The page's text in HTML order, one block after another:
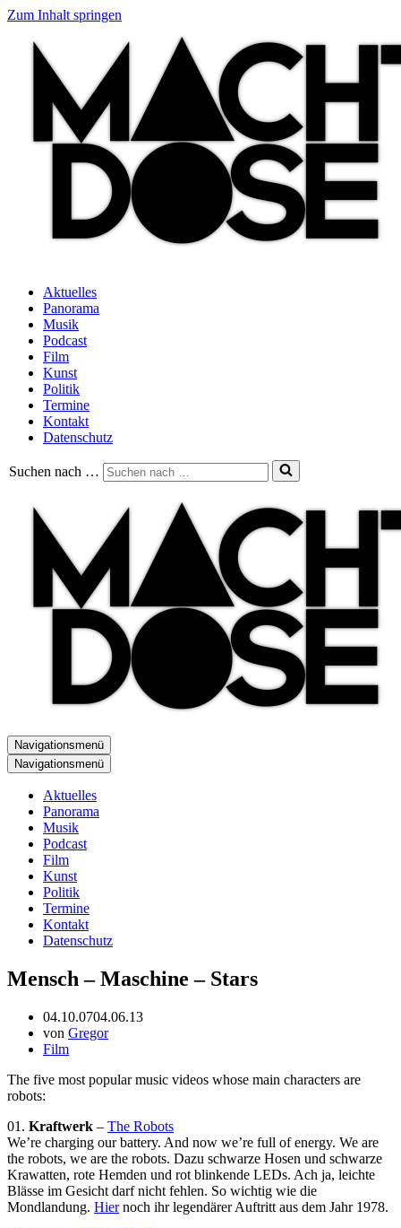
Zum Inhalt springen
Aktuelles
Panorama
Musik
Podcast
Film
Kunst
Politik
Termine
Kontakt
Datenschutz
Suchen nach …
Navigationsmenü
Navigationsmenü
Aktuelles
Panorama
Musik
Podcast
Film
Kunst
Politik
Termine
Kontakt
Datenschutz
Mensch – Maschine – Stars
04.10.0704.06.13
von Gregor
Film
The five most popular music videos whose main characters are
robots:
01. Kraftwerk – The Robots
We’re charging our battery. And now we’re full of energy. We are
the robots, we are the robots. Dazu schwarze Hosen und schwarze
Krawatten, rote Hemden und rot blinkende LEDs. Ach ja, leichte
Blässe im Gesicht darf nicht fehlen. So wichtig wie die
Mondlandung. Hiernoch ihr legendärer Auftritt aus dem Jahr 1978.